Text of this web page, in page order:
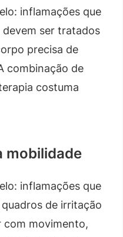
inflamações que
ser tratados
precisa de
combinação de
costuma
mobilidade
inflamações que
de irritação
com movimento,